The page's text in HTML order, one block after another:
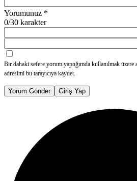
Yorumunuz *
0/30 karakter
Bir dahaki sefere yorum yaptığımda kullanılmak üzere
adresimi bu tarayıcıya kaydet.
Yorum Gönder Giriş Yap